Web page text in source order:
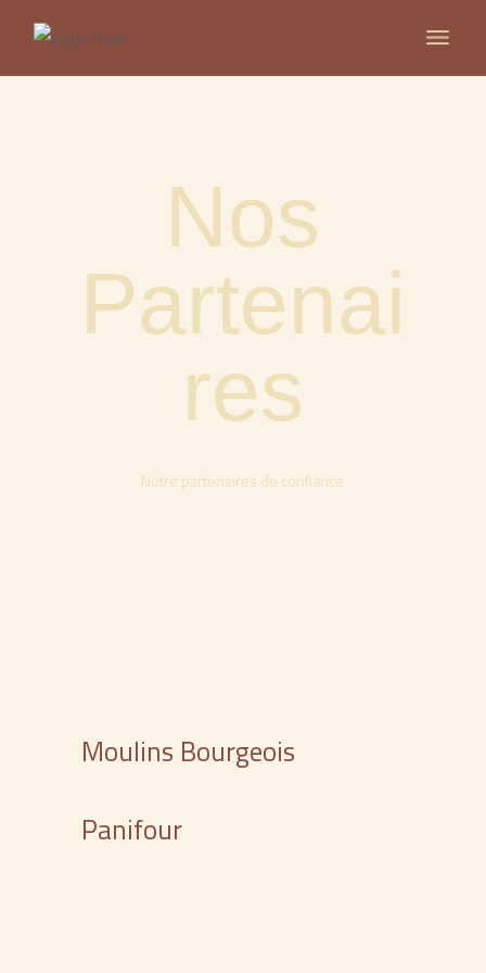
Nos
Partenai
res
Notre partenaires de confiance
Moulins Bourgeois
Panifour